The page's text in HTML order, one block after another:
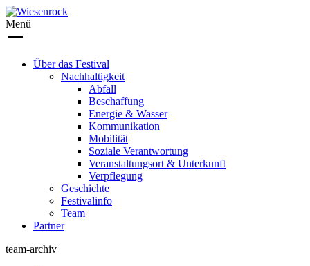
Menü
Über das Festival
Nachhaltigkeit
Abfall
Beschaffung
Energie & Wasser
Kommunikation
Mobilität
Soziale Verantwortung
Veranstaltungsort & Unterkunft
Verpflegung
Geschichte
Festivalinfo
Team
Partner
team-archiv